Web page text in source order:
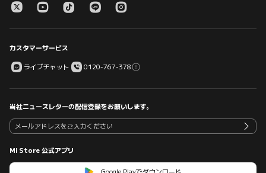
カスタマーサービス
ライブチャット 0120-767-378
当社ニュースレターの配信登録をお願いします。
Mi Store 公式アプリ